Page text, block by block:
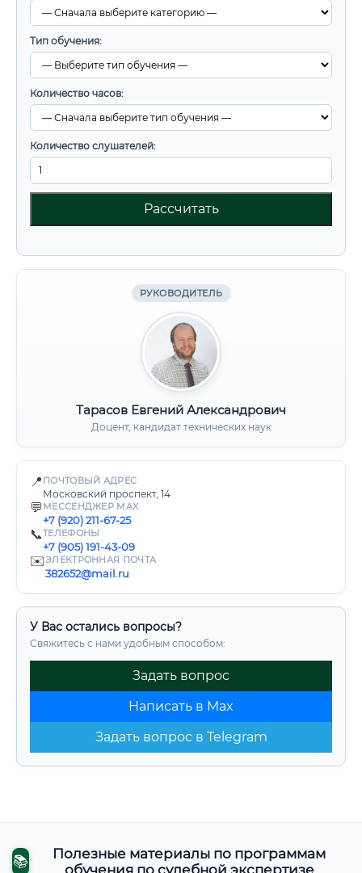
Тип обучения:
Количество часов:
Количество слушателей:
Рассчитать
РУКОВОДИТЕЛЬ
Тарасов Евгений Александрович
Доцент, кандидат технических наук
📍 ПОЧТОВЫЙ АДРЕС
Московский проспект, 14
💬 МЕССЕНДЖЕР MAX
+7 (920) 211-67-25
📞ТЕЛЕФОНЫ
+7 (905) 191-43-09
✉️ЭЛЕКТРОННАЯ ПОЧТА
382652@mail.ru
У Вас остались вопросы?
Свяжитесь с нами удобным способом:
Задать вопрос
Написать в Max
Задать вопрос в Telegram
📚
Полезные материалы по программам